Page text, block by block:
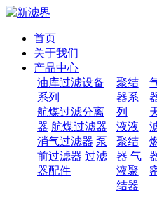
首页
关于我们
产品中心
油库过滤设备
系列
航煤过滤分离
器 航煤过滤器
消气过滤器 泵
前过滤器 过滤
器配件
聚结
器系
列
液液
聚结
器 气
液聚
结器